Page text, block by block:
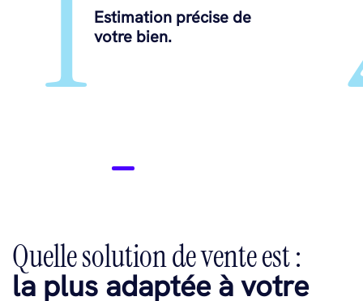
Estimation précise de
votre bien.
Quelle solution de vente est :
la plus adaptée à votre